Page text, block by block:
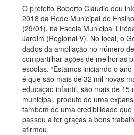
O prefeito Roberto Cláudio deu
2018 da Rede Municipal de
(29/01), na Escola Municipal
Jardim (Regional V). No local, o
dados da ampliação no número
compartilhar ações de melhorias
escolas. “Estamos iniciando o
é que são mais de 32 mil novas
educação infantil, são mais de 15
municipal, produto de uma
também de uma credibilidade
passou a ter graças à bons
afirmou.